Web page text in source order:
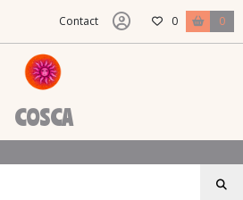
Contact 0 0
COSCA